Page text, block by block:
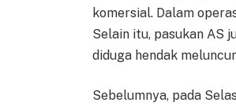
komersial. Dalam
Selain itu, pasukan AS
diduga hendak
Sebelumnya, pada